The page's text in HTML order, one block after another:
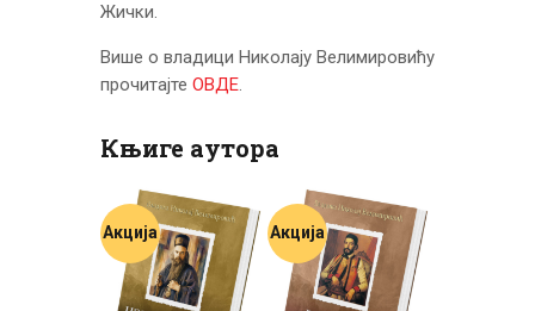
Жички.
Више о владици Николају Велимировићу
прочитајте ОВДЕ.
Књиге аутора
Акција Акција